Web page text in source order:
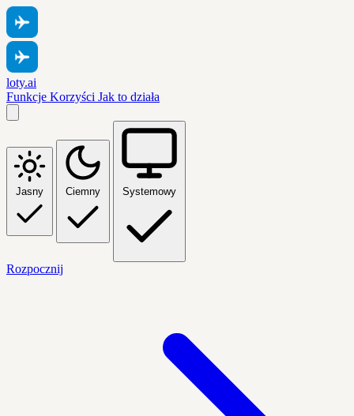
loty.ai
Funkcje Korzyści Jak to działa
Jasny Ciemny Systemowy
Rozpocznij